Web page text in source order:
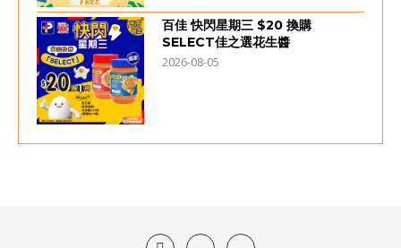
百佳 快閃星期三 $20 換購
SELECT佳之選花生醬
2026-08-05